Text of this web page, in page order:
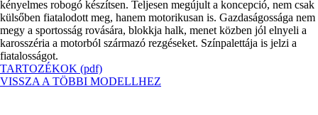
kényelmes robogó készítsen. Teljesen megújult a koncepció, nem csak
külsőben fiatalodott meg, hanem motorikusan is. Gazdaságossága nem
megy a sportosság rovására, blokkja halk, menet közben jól elnyeli a
karosszéria a motorból származó rezgéseket. Színpalettája is jelzi a
fiatalosságot.
TARTOZÉKOK (pdf)
VISSZA A TÖBBI MODELLHEZ